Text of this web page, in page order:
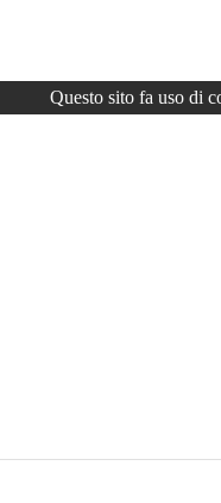
Questo sito fa uso di